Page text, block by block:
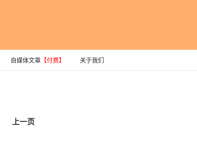
自媒体文章 【付费】 关于我们
上一页